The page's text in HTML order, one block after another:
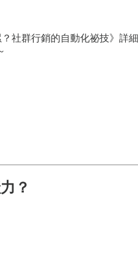
社群行銷的自動化祕技》
？